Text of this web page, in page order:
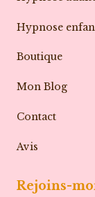
Hypnose
Boutique
Mon Blog
Contact
Avis
Rejoins-